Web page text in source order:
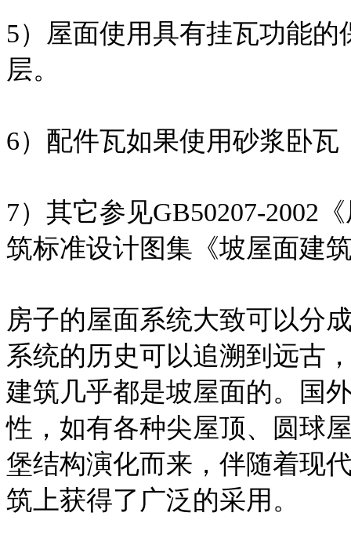
5）屋面使用具有挂瓦功能
层。
6）配件瓦如果使用砂浆卧
7）其它参见GB50207-2002
筑标准设计图集《坡屋面建
房子的屋面系统大致可以分
系统的历史可以追溯到远古
建筑几乎都是坡屋面的。国
性，如有各种尖屋顶、圆球
堡结构演化而来，伴随着现
筑上获得了广泛的采用。